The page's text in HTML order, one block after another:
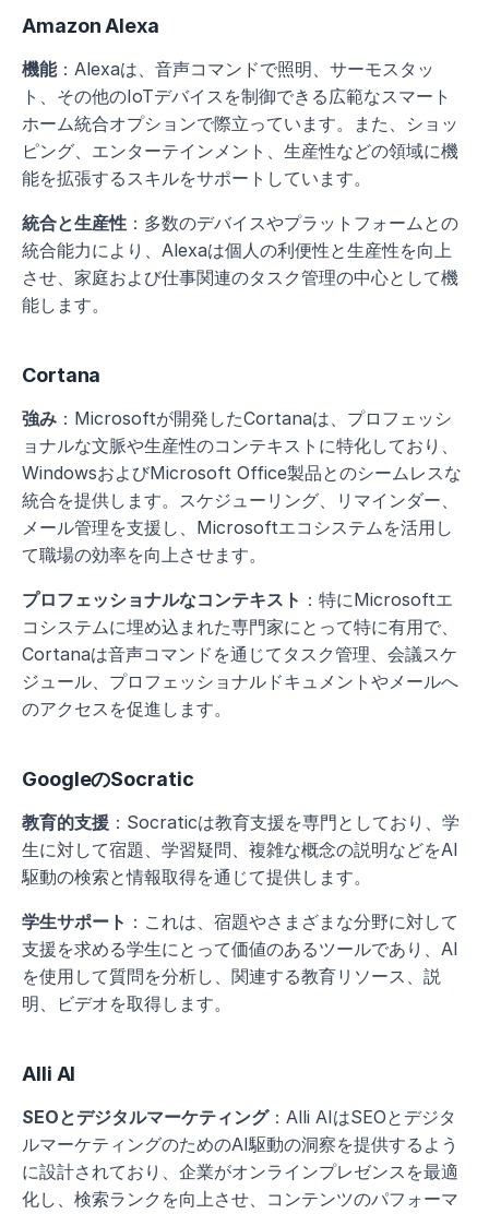
Amazon Alexa
機能：Alexaは、音声コマンドで照明、サーモスタッ
ト、その他のIoTデバイスを制御できる広範なスマート
ホーム統合オプションで際立っています。また、ショッ
ピング、エンターテインメント、生産性などの領域に機
能を拡張するスキルをサポートしています。
統合と生産性 ：多数のデバイスやプラットフォームとの
統合能力により、Alexaは個人の利便性と生産性を向上
させ、家庭および仕事関連のタスク管理の中心として機
能します。
Cortana
強み ：Microsoftが開発したCortanaは、プロフェッシ
ョナルな文脈や生産性のコンテキストに特化しており、
WindowsおよびMicrosoft Office製品とのシームレスな
統合を提供します。スケジューリング、リマインダー、
メール管理を支援し、Microsoftエコシステムを活用し
て職場の効率を向上させます。
プロフェッショナルなコンテキスト ：特にMicrosoftエ
コシステムに埋め込まれた専門家にとって特に有用で、
Cortanaは音声コマンドを通じてタスク管理、会議スケ
ジュール、プロフェッショナルドキュメントやメールへ
のアクセスを促進します。
GoogleのSocratic
教育的支援 ：Socraticは教育支援を専門としており、学
生に対して宿題、学習疑問、複雑な概念の説明などをAI
駆動の検索と情報取得を通じて提供します。
学生サポート ：これは、宿題やさまざまな分野に対して
支援を求める学生にとって価値のあるツールであり、AI
を使用して質問を分析し、関連する教育リソース、説
明、ビデオを取得します。
Alli AI
SEOとデジタルマーケティング：Alli AIはSEOとデジタ
ルマーケティングのためのAI駆動の洞察を提供するよう
に設計されており、企業がオンラインプレゼンスを最適
化し、検索ランクを向上させ、コンテンツのパフォーマ